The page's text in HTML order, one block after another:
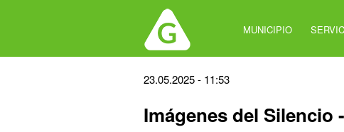
MUNICIPIO
Back
top
23.05.2025 - 11:53
Imágenes del Silencio